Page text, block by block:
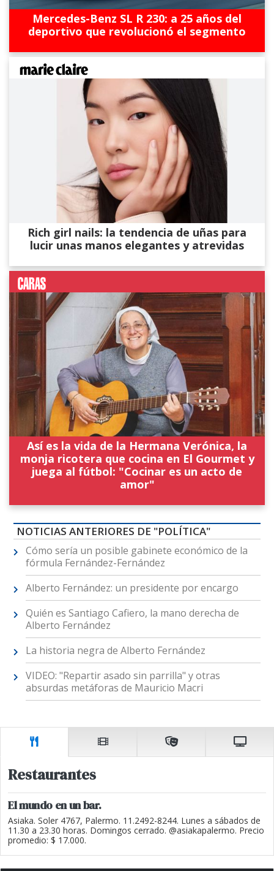
Mercedes-Benz SL R 230: a 25 años del
deportivo que revolucionó el segmento
Rich girl nails: la tendencia de uñas para
lucir unas manos elegantes y atrevidas
Así es la vida de la Hermana Verónica, la
monja ricotera que cocina en El Gourmet y
juega al fútbol: "Cocinar es un acto de
amor"
NOTICIAS ANTERIORES DE "POLÍTICA"
Cómo sería un posible gabinete económico de la
fórmula Fernández-Fernández
Alberto Fernández: un presidente por encargo
Quién es Santiago Cafiero, la mano derecha de
Alberto Fernández
La historia negra de Alberto Fernández
VIDEO: "Repartir asado sin parrilla" y otras
absurdas metáforas de Mauricio Macri
Restaurantes
El mundo en un bar.
Asiaka. Soler 4767, Palermo. 11.2492-8244. Lunes a sábados de
11.30 a 23.30 horas. Domingos cerrado. @asiakapalermo. Precio
promedio: $ 17.000.